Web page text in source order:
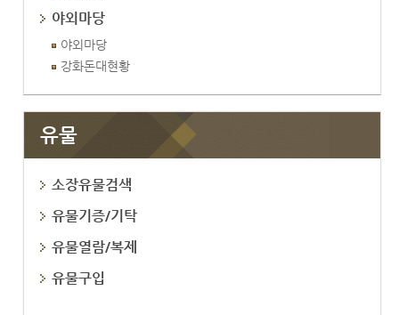
야외마당
야외마당
강화돈대현황
유물
소장유물검색
유물기증/기탁
유물열람/복제
유물구입